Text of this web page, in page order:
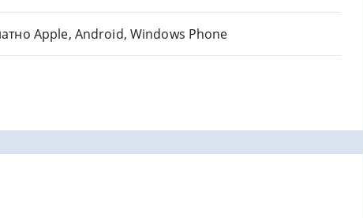
Apple, Android, Windows Phone